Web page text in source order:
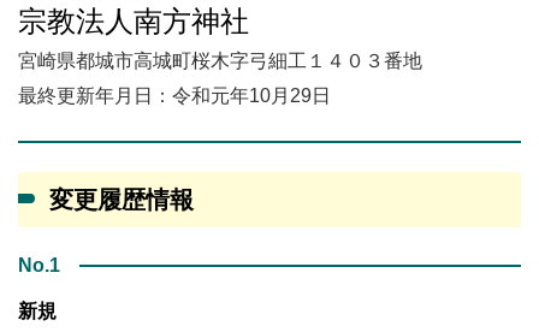
宗教法人南方神社
宮崎県都城市高城町桜木字弓細工１４０３番地
最終更新年月日：令和元年10月29日
変更履歴情報
No.1
新規